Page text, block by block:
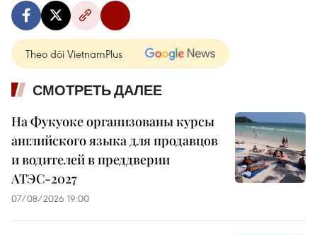
Theo dõi VietnamPlus
СМОТРЕТЬ ДАЛЕЕ
На Фукуоке организованы курсы
английского языка для продавцов
и водителей в преддверии
АТЭС-2027
07/08/2026 19:00